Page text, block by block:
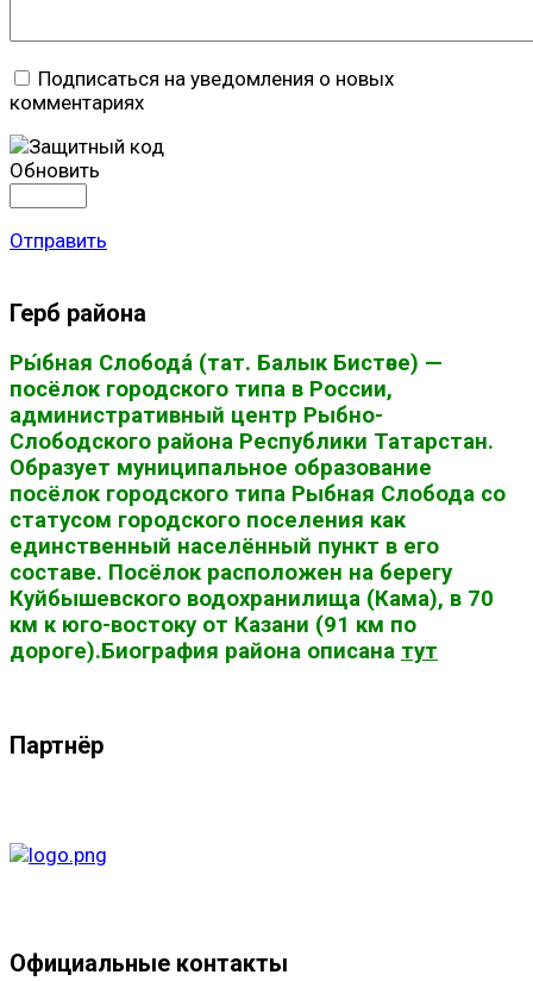
Подписаться на уведомления о новых
комментариях
Обновить
Отправить
Герб района
Ры́бная Слобода́ (тат. Балык Бистәсе) —
посёлок городского типа в России,
административный центр Рыбно-
Слободского района Республики Татарстан.
Образует муниципальное образование
посёлок городского типа Рыбная Слобода со
статусом городского поселения как
единственный населённый пункт в его
составе. Посёлок расположен на берегу
Куйбышевского водохранилища (Кама), в 70
км к юго-востоку от Казани (91 км по
дороге).Биография района описана тут
Партнёр
Официальные контакты